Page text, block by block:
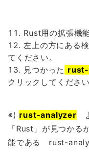
Rust用の拡張機
左上の方にある
てください。
見つかった
クリックしてください
※) rust-analyzer
「Rust」が見つかる
能である rust-